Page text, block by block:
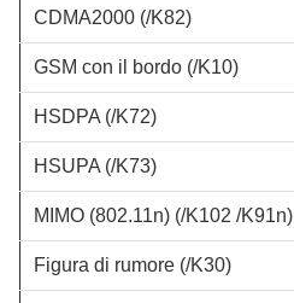
CDMA2000 (/K82)
GSM con il bordo (/K10)
HSDPA (/K72)
HSUPA (/K73)
MIMO (802.11n) (/K102 /K91n)
Figura di rumore (/K30)